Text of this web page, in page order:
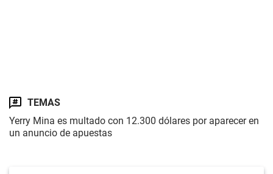
TEMAS
Yerry Mina es multado con 12.300 dólares por aparecer en
un anuncio de apuestas